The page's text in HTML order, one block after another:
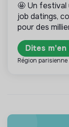
🤩 Un festival
job datings,
pour des
Dites m'en
Région parisienne